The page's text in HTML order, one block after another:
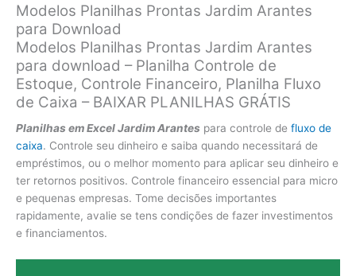
Modelos Planilhas Prontas Jardim Arantes
para Download
Modelos Planilhas Prontas Jardim Arantes
para download – Planilha Controle de
Estoque, Controle Financeiro, Planilha Fluxo
de Caixa – BAIXAR PLANILHAS GRÁTIS
Planilhas em Excel Jardim Arantes para controle de fluxo de
caixa. Controle seu dinheiro e saiba quando necessitará de
empréstimos, ou o melhor momento para aplicar seu dinheiro e
ter retornos positivos. Controle financeiro essencial para micro
e pequenas empresas. Tome decisões importantes
rapidamente, avalie se tens condições de fazer investimentos
e financiamentos.